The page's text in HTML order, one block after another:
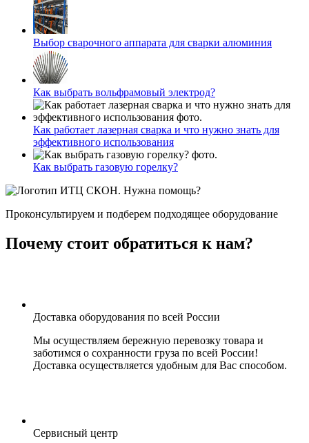
Выбор сварочного аппарата для сварки алюминия
Как выбрать вольфрамовый электрод?
Как работает лазерная сварка и что нужно знать для
эффективного использования
Как выбрать газовую горелку?
Нужна помощь?
Проконсультируем и подберем подходящее оборудование
Почему стоит обратиться к нам?
Доставка оборудования по всей России
Мы осуществляем бережную перевозку товара и
заботимся о сохранности груза по всей России!
Доставка осуществляется удобным для Вас способом.
Сервисный центр